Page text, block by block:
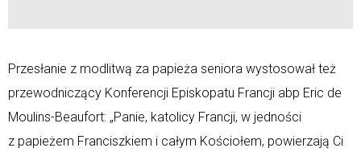
Przesłanie z modlitwą za papieża seniora wystosował też
przewodniczący Konferencji Episkopatu Francji abp Eric de
Moulins-Beaufort: „Panie, katolicy Francji, w jedności
z papieżem Franciszkiem i całym Kościołem, powierzają Ci